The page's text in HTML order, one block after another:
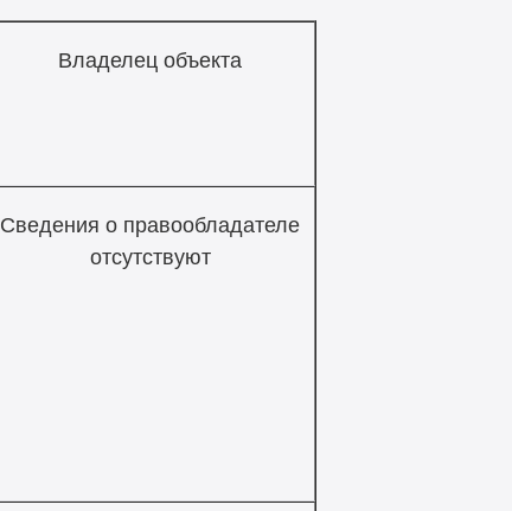
Владелец объекта
Сведения о правообладателе
отсутствуют